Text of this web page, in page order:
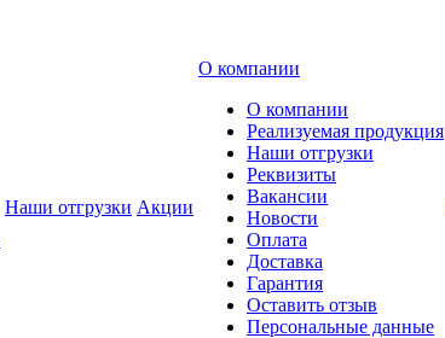
Наши отгрузки Акции
О компании
О компании
Реализуемая продукция
Наши отгрузки
Реквизиты
Вакансии
Новости
Оплата
Доставка
Гарантия
Оставить отзыв
Персональные данные